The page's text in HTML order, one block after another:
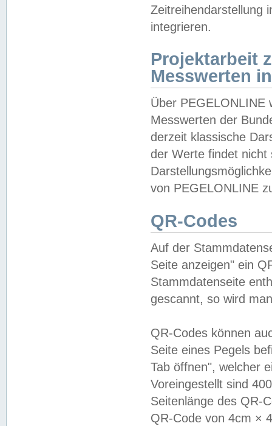
Zeitreihendarstellung
integrieren.
Projektarbeit
Messwerten
Über PEGELONLINE
Messwerten der
derzeit klassische
der Werte findet
von PEGELONLINE
QR-Codes
Auf der
Seite anzeigen" ein
Stammdatenseite
gescannt, so wird
QR-Codes können
Seite eines Pegels
Tab öffnen", welcher
Voreingestellt sind
Seitenlänge des QR-
QR-Code von 4cm ×